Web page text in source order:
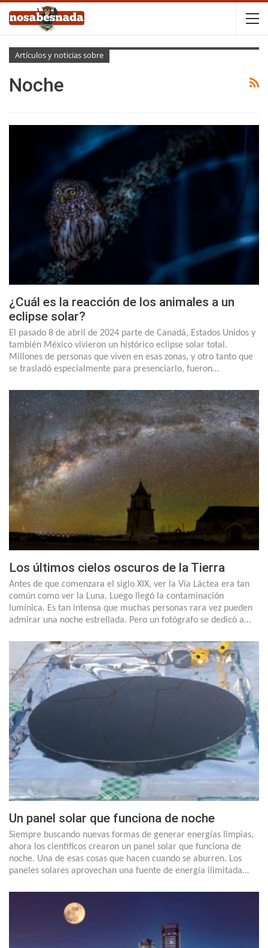
Artículos y noticias sobre
Noche
¿Cuál es la reacción de los animales a un
eclipse solar?
El pasado 8 de abril de 2024 parte de Canadá, Estados Unidos y
también México vivieron un histórico eclipse solar total.
Millones de personas que viven en esas zonas, y otro tanto que
se trasladó especialmente para presenciarlo, fueron…
Los últimos cielos oscuros de la Tierra
Antes de que comenzara el siglo XIX, ver la Vía Láctea era tan
común como ver la Luna. Luego llegó la contaminación
lumínica. Es tan intensa que muchas personas rara vez pueden
admirar una noche estrellada. Pero un fotógrafo se dedicó a…
Un panel solar que funciona de noche
Siempre buscando nuevas formas de generar energías limpias,
ahora los científicos crearon un panel solar que funciona de
noche. Una de esas cosas que hacen cuando se aburren. Los
paneles solares aprovechan una fuente de energía ilimitada…